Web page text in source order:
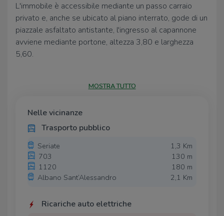
L'immobile è accessibile mediante un passo carraio
privato e, anche se ubicato al piano interrato, gode di un
piazzale asfaltato antistante, l'ingresso al capannone
avviene mediante portone, altezza 3,80 e larghezza
5,60.
Date le caratteristiche, l'immobile risulta
o veicoli.
MOSTRA TUTTO
Nelle vicinanze
Trasporto pubblico
Seriate
1,3 Km
703
130 m
1120
180 m
Albano Sant’Alessandro
2,1 Km
Ricariche auto elettriche